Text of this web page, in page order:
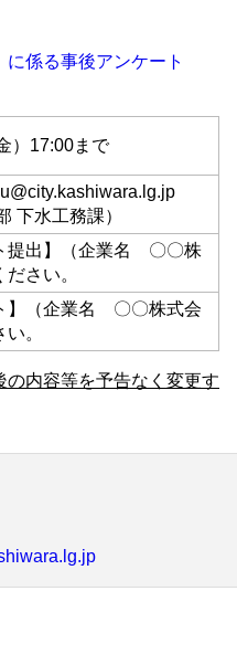
係る事後アンケート
）17:00まで
下水工務課）
提出】（企業名 〇〇株
さい。
】（企業名 〇〇株式会
。
内容等を予告なく変更す